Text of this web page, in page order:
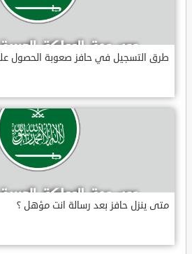
طرق التسجيل في حافز صعوبة الحصول
متى ينزل حافز بعد رسالة انت مؤهل ؟